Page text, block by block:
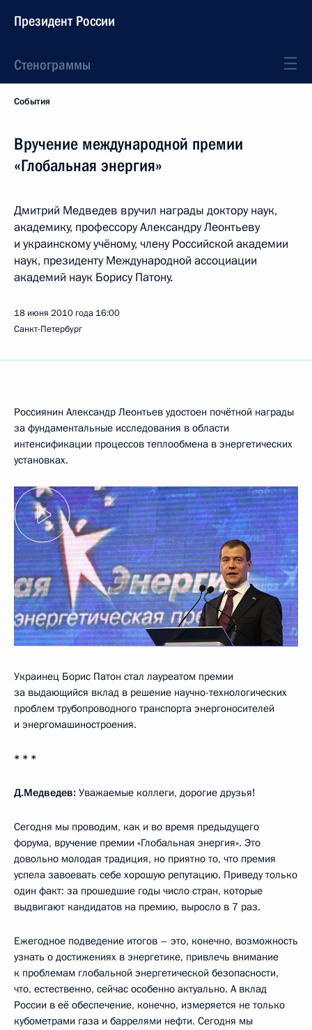
Президент России
Стенограммы
События
Вручение международной премии
«Глобальная энергия»
Дмитрий Медведев вручил награды доктору наук,
академику, профессору Александру Леонтьеву
и украинскому учёному, члену Российской академии
наук, президенту Международной ассоциации
академий наук Борису Патону.
18 июня 2010 года 16:00
Санкт-Петербург
Россиянин Александр Леонтьев удостоен почётной награды
за фундаментальные исследования в области
интенсификации процессов теплообмена в энергетических
установках.
Украинец Борис Патон стал лауреатом премии
за выдающийся вклад в решение научно-технологических
проблем трубопроводного транспорта энергоносителей
и энергомашиностроения.
* * *
Д.Медведев: Уважаемые коллеги, дорогие друзья!
Сегодня мы проводим, как и во время предыдущего
форума, вручение премии «Глобальная энергия». Это
довольно молодая традиция, но приятно то, что премия
успела завоевать себе хорошую репутацию. Приведу только
один факт: за прошедшие годы число стран, которые
выдвигают кандидатов на премию, выросло в 7 раз.
Ежегодное подведение итогов – это, конечно, возможность
узнать о достижениях в энергетике, привлечь внимание
к проблемам глобальной энергетической безопасности,
что, естественно, сейчас особенно актуально. А вклад
России в её обеспечение, конечно, измеряется не только
кубометрами газа и баррелями нефти. Сегодня мы